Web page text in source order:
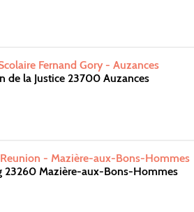
Fernand Gory - Auzances
de la Justice 23700 Auzances
- Mazière-aux-Bons-Hommes
23260 Mazière-aux-Bons-Hommes